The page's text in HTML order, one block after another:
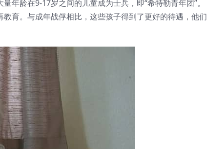
年龄在9-17岁之间的儿童成为士兵，即“希特勒青年团”。
育。与成年战俘相比，这些孩子得到了更好的待遇，他们